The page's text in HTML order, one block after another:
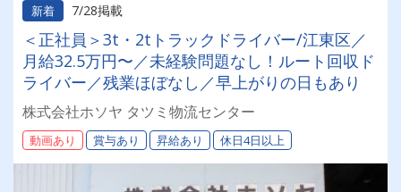
新着 7/28掲載
＜正社員＞3t・2tトラックドライバー/江東区／
月給32.5万円〜／未経験問題なし！ルート回収ド
ライバー／残業ほぼなし／早上がりの日もあり
株式会社ホソヤ タツミ物流センター
動画あり 賞与あり 昇給あり 休日4日以上